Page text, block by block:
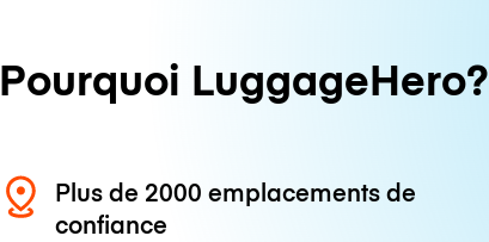
Pourquoi LuggageHero?
Plus de 2000 emplacements de
confiance